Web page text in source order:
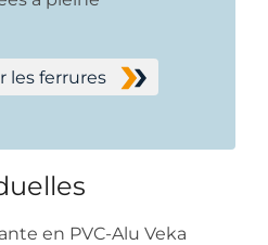
les ferrures
en PVC-Alu Veka